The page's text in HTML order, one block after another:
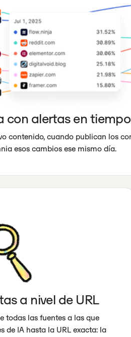
con alertas en
contenido, cuando publican los
esos cambios ese mismo día.
a nivel de URL
todas las fuentes a las que
de IA hasta la URL exacta: la